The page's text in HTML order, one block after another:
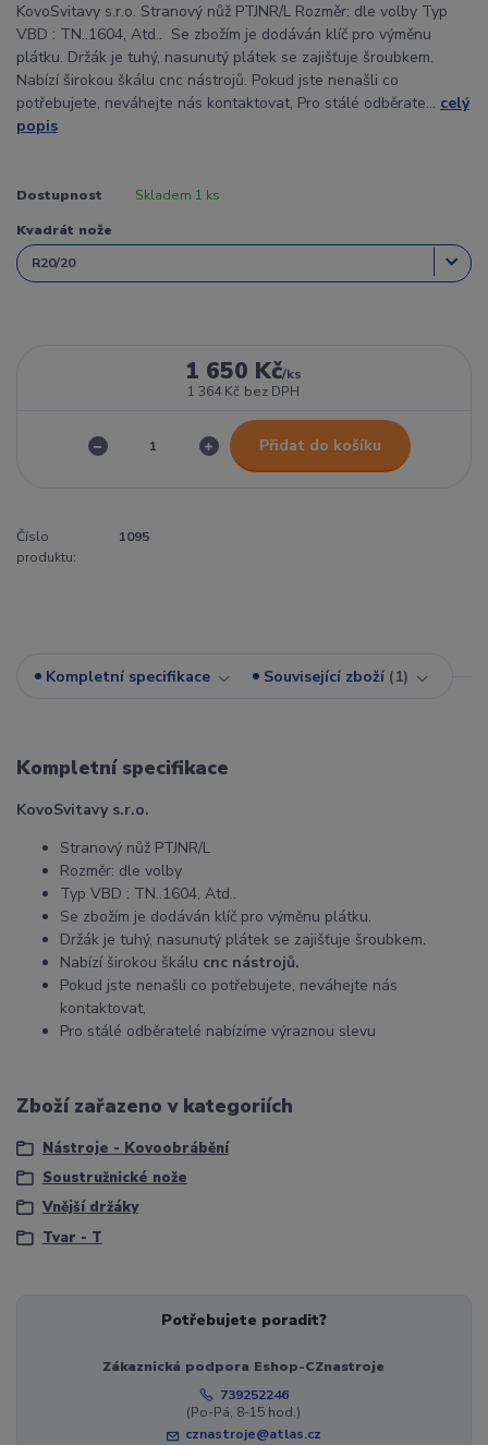
KovoSvitavy s.r.o. Stranový nůž PTJNR/L Rozměr: dle volby Typ
VBD : TN..1604, Atd.. Se zbožím je dodáván klíč pro výměnu
plátku. Držák je tuhý, nasunutý plátek se zajišťuje šroubkem.
Nabízí širokou škálu cnc nástrojů. Pokud jste nenašli co
potřebujete, neváhejte nás kontaktovat, Pro stálé odběrate... celý
popis
Dostupnost Skladem 1 ks
Kvadrát nože
1 650 Kč/ks
1 364 Kč bez DPH
Přidat do košíku
Číslo
produktu:
1095
Kompletní specifikace Související zboží 1
Kompletní specifikace
KovoSvitavy s.r.o.
Stranový nůž PTJNR/L
Rozměr: dle volby
Typ VBD : TN..1604, Atd..
Se zbožím je dodáván klíč pro výměnu plátku.
Držák je tuhý, nasunutý plátek se zajišťuje šroubkem.
Nabízí širokou škálu cnc nástrojů.
Pokud jste nenašli co potřebujete, neváhejte nás
kontaktovat,
Pro stálé odběratelé nabízíme výraznou slevu
Zboží zařazeno v kategoriích
Nástroje - Kovoobrábění
Soustružnické nože
Vnější držáky
Tvar - T
Potřebujete poradit?
Zákaznická podpora Eshop-CZnastroje
739252246
(Po-Pá, 8-15 hod.)
cznastroje@atlas.cz